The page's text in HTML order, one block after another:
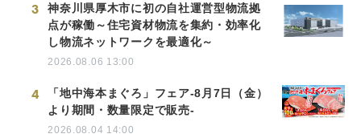
3
神奈川県厚木市に初の自社運営型物流拠
点が稼働～住宅資材物流を集約・効率化
し物流ネットワークを最適化～
2026.08.06 13:00
4
「地中海本まぐろ」フェア-8月7日（金）
より期間・数量限定で販売-
2026.08.04 14:00